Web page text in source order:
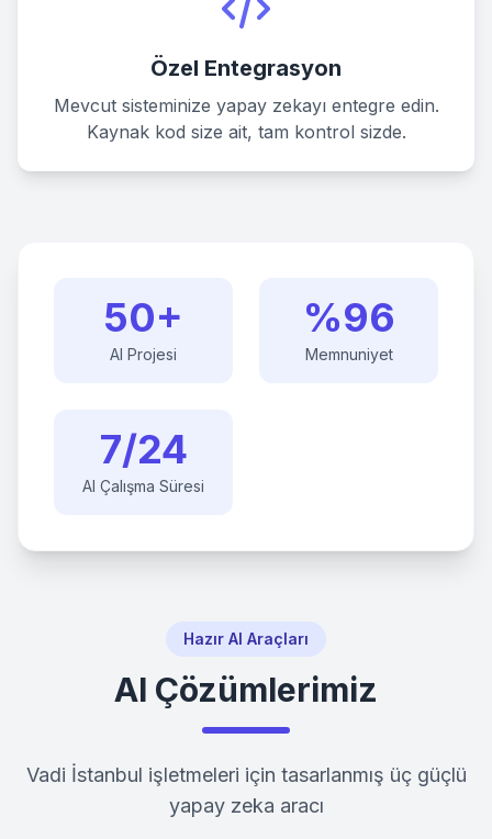
Özel Entegrasyon
Mevcut sisteminize yapay zekayı entegre edin.
Kaynak kod size ait, tam kontrol sizde.
50+
AI Projesi
%96
Memnuniyet
7/24
AI Çalışma Süresi
Hazır AI Araçları
AI Çözümlerimiz
Vadi İstanbul işletmeleri için tasarlanmış üç güçlü
yapay zeka aracı